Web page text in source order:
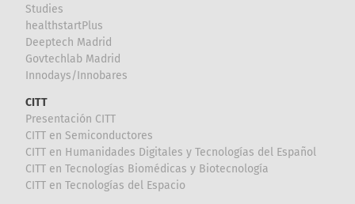
Studies
healthstartPlus
Deeptech Madrid
Govtechlab Madrid
Innodays/Innobares
CITT
Presentación CITT
CITT en Semiconductores
CITT en Humanidades Digitales y Tecnologías del Español
CITT en Tecnologías Biomédicas y Biotecnología
CITT en Tecnologías del Espacio